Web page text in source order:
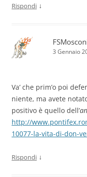
Rispondi ↓
3 Gennaio
Va’ che prim’o poi
niente, ma avete
positivo è quello dell’
http://
10077-la-vita-di-don-
Rispondi ↓